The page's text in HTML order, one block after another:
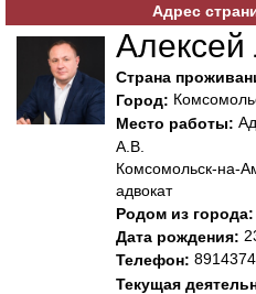
Адрес
Алексей
Страна
Город:
Место работы:
А.В.
Комсомольск-на-
адвокат
Родом из города:
Дата рождения:
Телефон:
Текущая